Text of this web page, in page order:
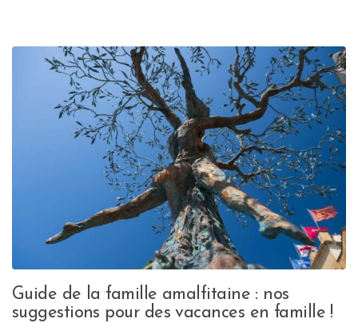
Guide de la famille amalfitaine : nos
suggestions pour des vacances en famille !